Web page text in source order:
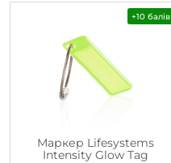
+10 балів
Маркер Lifesystems
Intensity Glow Tag